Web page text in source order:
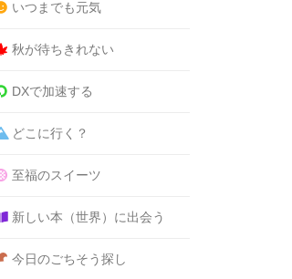
いつまでも元気
秋が待ちきれない
DXで加速する
どこに行く？
至福のスイーツ
新しい本（世界）に出会う
今日のごちそう探し